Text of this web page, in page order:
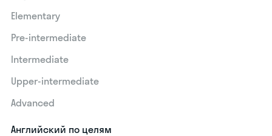
Elementary
Pre-intermediate
Intermediate
Upper-intermediate
Advanced
Английский по целям